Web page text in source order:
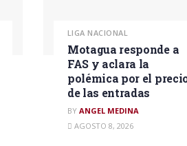
LIGA NACIONAL
Motagua responde a
FAS y aclara la
polémica por el
de las entradas
BY ANGEL MEDINA
AGOSTO 8, 2026